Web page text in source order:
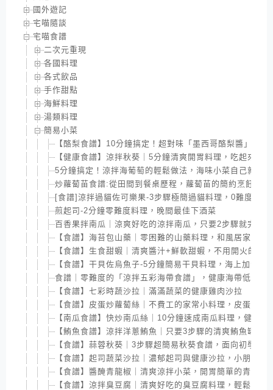
國外遊記
宅喵隨談
宅喵食譜
二次元重現
各國料理
各式飲品
手作甜點
海鮮料理
湯類料理
簡易小菜
【酪梨食譜】10分鐘搞定！超對味「墨西哥酪梨醬」，
【健康食譜】涼拌秋葵｜5分鐘清爽開胃料理，吃起來好
5分鐘搞定！涼拌海葡萄的輕鬆做法，海味小菜自己就能做
炒蘿蔔苗食譜:從田間到餐桌歷程，蘿蔔苗的簡約烹飪法
[食譜]涼拌過貓佐可樂果-3步驟極簡過貓料理，0難度過貓
煎起司-2分鐘零難度料理，晚間最佳下酒菜
百香果拌南瓜｜涼爽好吃的涼拌南瓜，只要2步驟就完成
【食譜】海苔包山藥｜零困難的山藥料理，和風居家小菜
【食譜】生食甜蝦｜清爽醬汁+鮮軟甜蝦，不用開火的日
【食譜】干貝佐烏魚子-5分鐘簡易干貝料理，海上加海的
食譜｜零難度的「涼拌五彩海帶食譜」，健康海帶低卡又
【食譜】七彩時蔬沙拉｜滿滿蔬菜的健康雞肉沙拉
【食譜】皮蛋炒蘿蔔絲｜不費工的家常小料理，皮蛋的美
【南瓜食譜】快炒南瓜絲｜10分鐘速成南瓜料理，健康蔬
【鮪魚食譜】涼拌洋蔥鮪魚｜只要3步驟的清爽鮪魚罐頭
【食譜】蒜蓉秋葵｜3步驟超簡易秋葵食譜，面向初學者
【食譜】起司蔬菜沙拉｜濃郁起司與健康沙拉，小朋友都
【食譜】醬醃青龍椒｜清爽涼拌小菜，開胃簡單的青龍椒
【食譜】涼拌臭豆腐｜清爽好吃的臭豆腐料理，輕鬆上手